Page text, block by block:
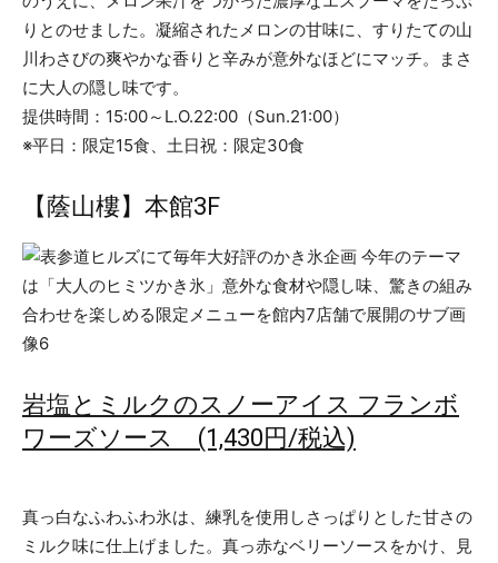
りとのせました。凝縮されたメロンの甘味に、すりたての山
川わさびの爽やかな香りと辛みが意外なほどにマッチ。まさ
に大人の隠し味です。
提供時間：15:00～L.O.22:00（Sun.21:00）
※平日：限定15食、土日祝：限定30食
【蔭山樓】本館3F
岩塩とミルクのスノーアイス フランボ
ワーズソース (1,430円/税込)
真っ白なふわふわ氷は、練乳を使用しさっぱりとした甘さの
ミルク味に仕上げました。真っ赤なベリーソースをかけ、見